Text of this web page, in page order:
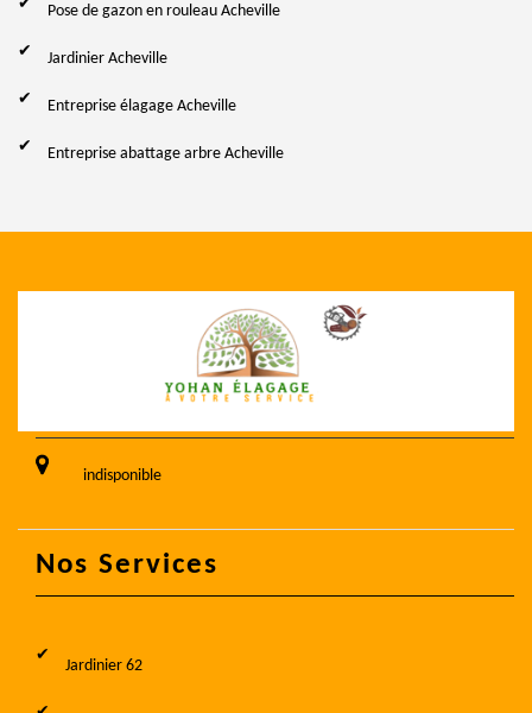
Pose de gazon en rouleau Acheville
Jardinier Acheville
Entreprise élagage Acheville
Entreprise abattage arbre Acheville
indisponible
Nos Services
Jardinier 62